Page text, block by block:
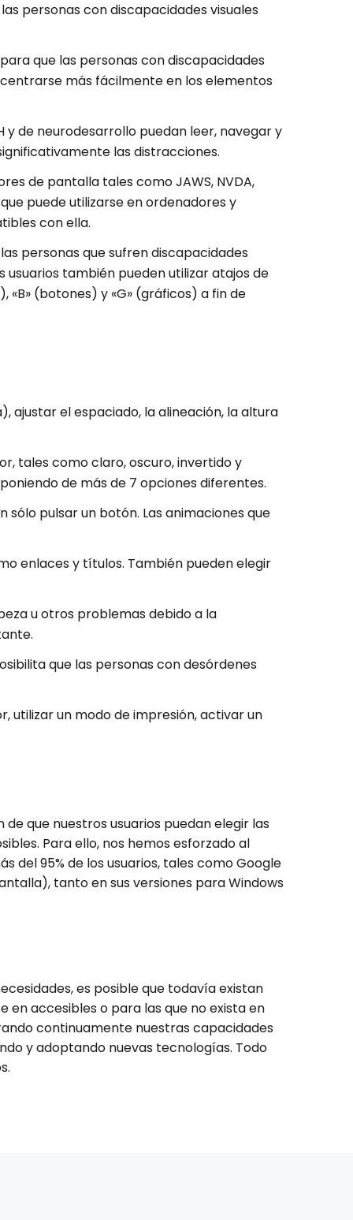
personas con discapacidades visuales
que las personas con discapacidades
más fácilmente en los elementos
y de neurodesarrollo puedan leer, navegar y
las distracciones.
de pantalla tales como JAWS, NVDA,
puede utilizarse en ordenadores y
con ella.
personas que sufren discapacidades
también pueden utilizar atajos de
«B» (botones) y «G» (gráficos) a fin de
ajustar el espaciado, la alineación, la altura
tales como claro, oscuro, invertido y
de más de 7 opciones diferentes.
pulsar un botón. Las animaciones que
enlaces y títulos. También pueden elegir
u otros problemas debido a la
que las personas con desórdenes
utilizar un modo de impresión, activar un
que nuestros usuarios puedan elegir las
Para ello, nos hemos esforzado al
del 95% de los usuarios, tales como Google
tanto en sus versiones para Windows
es posible que todavía existan
accesibles o para las que no exista en
continuamente nuestras capacidades
y adoptando nuevas tecnologías. Todo